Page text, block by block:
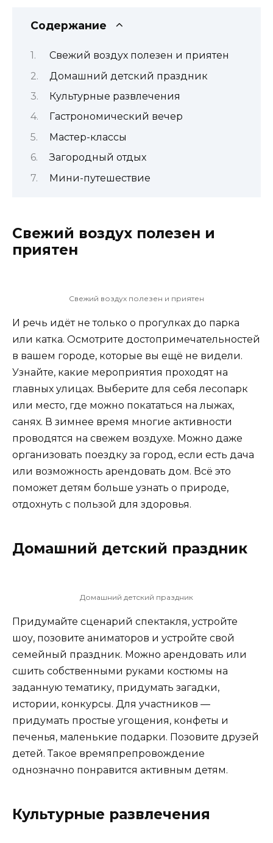
Содержание
Свежий воздух полезен и приятен
Домашний детский праздник
Культурные развлечения
Гастрономический вечер
Мастер-классы
Загородный отдых
Мини-путешествие
Свежий воздух полезен и
приятен
Свежий воздух полезен и приятен
И речь идёт не только о прогулках до парка
или катка. Осмотрите достопримечательностей
в вашем городе, которые вы ещё не видели.
Узнайте, какие мероприятия проходят на
главных улицах. Выберите для себя лесопарк
или место, где можно покататься на лыжах,
санях. В зимнее время многие активности
проводятся на свежем воздухе. Можно даже
организовать поездку за город, если есть дача
или возможность арендовать дом. Всё это
поможет детям больше узнать о природе,
отдохнуть с пользой для здоровья.
Домашний детский праздник
Домашний детский праздник
Придумайте сценарий спектакля, устройте
шоу, позовите аниматоров и устройте свой
семейный праздник. Можно арендовать или
сшить собственными руками костюмы на
заданную тематику, придумать загадки,
истории, конкурсы. Для участников —
придумать простые угощения, конфеты и
печенья, маленькие подарки. Позовите друзей
детей. Такое времяпрепровождение
однозначно понравится активным детям.
Культурные развлечения